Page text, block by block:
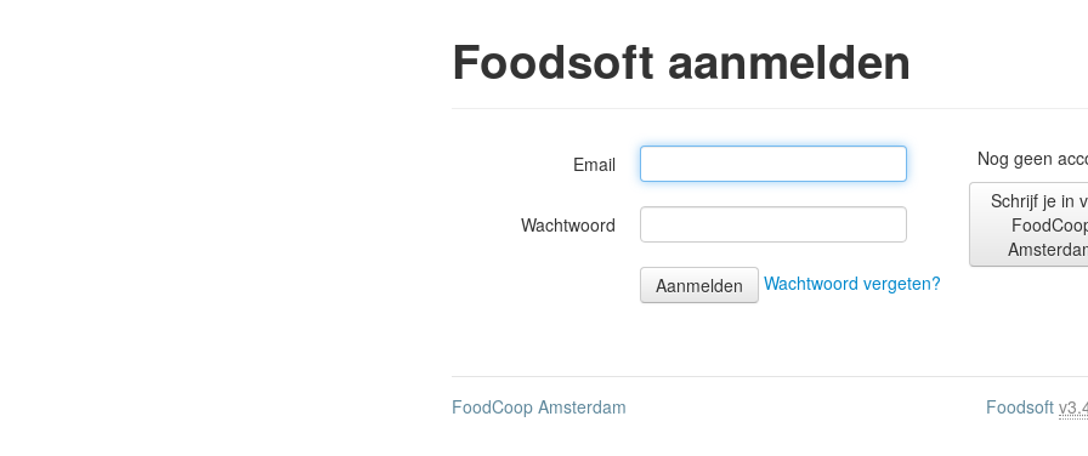
Foodsoft aanmelden
Email
Wachtwoord
Wachtwoord vergeten?
Nog geen
Schrijf je in
Foodsoft
FoodCoop Amsterdam